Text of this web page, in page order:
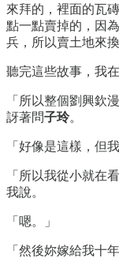
來拜的，裡面的瓦
點一點賣掉的，因
兵，所以賣土地來
聽完這些故事，我
「所以整個劉興欽
訝著問子玲。
「好像是這樣，但
「所以我從小就在
我說。
「嗯。」
「然後妳嫁給我十